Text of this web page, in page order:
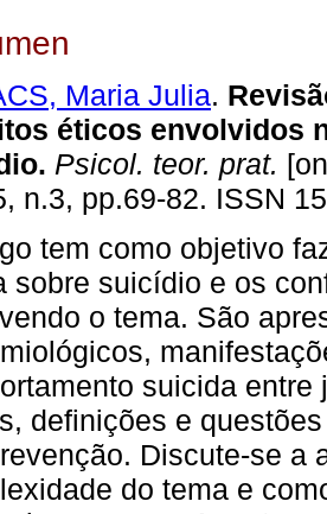
Maria Julia.
éticos envolvidos
. Psicol. teor. prat.
n.3, pp.69-82. ISSN
tem como objetivo
sobre suicídio e os
o tema. São
suicida entre
definições e
Discute-se a
do tema e